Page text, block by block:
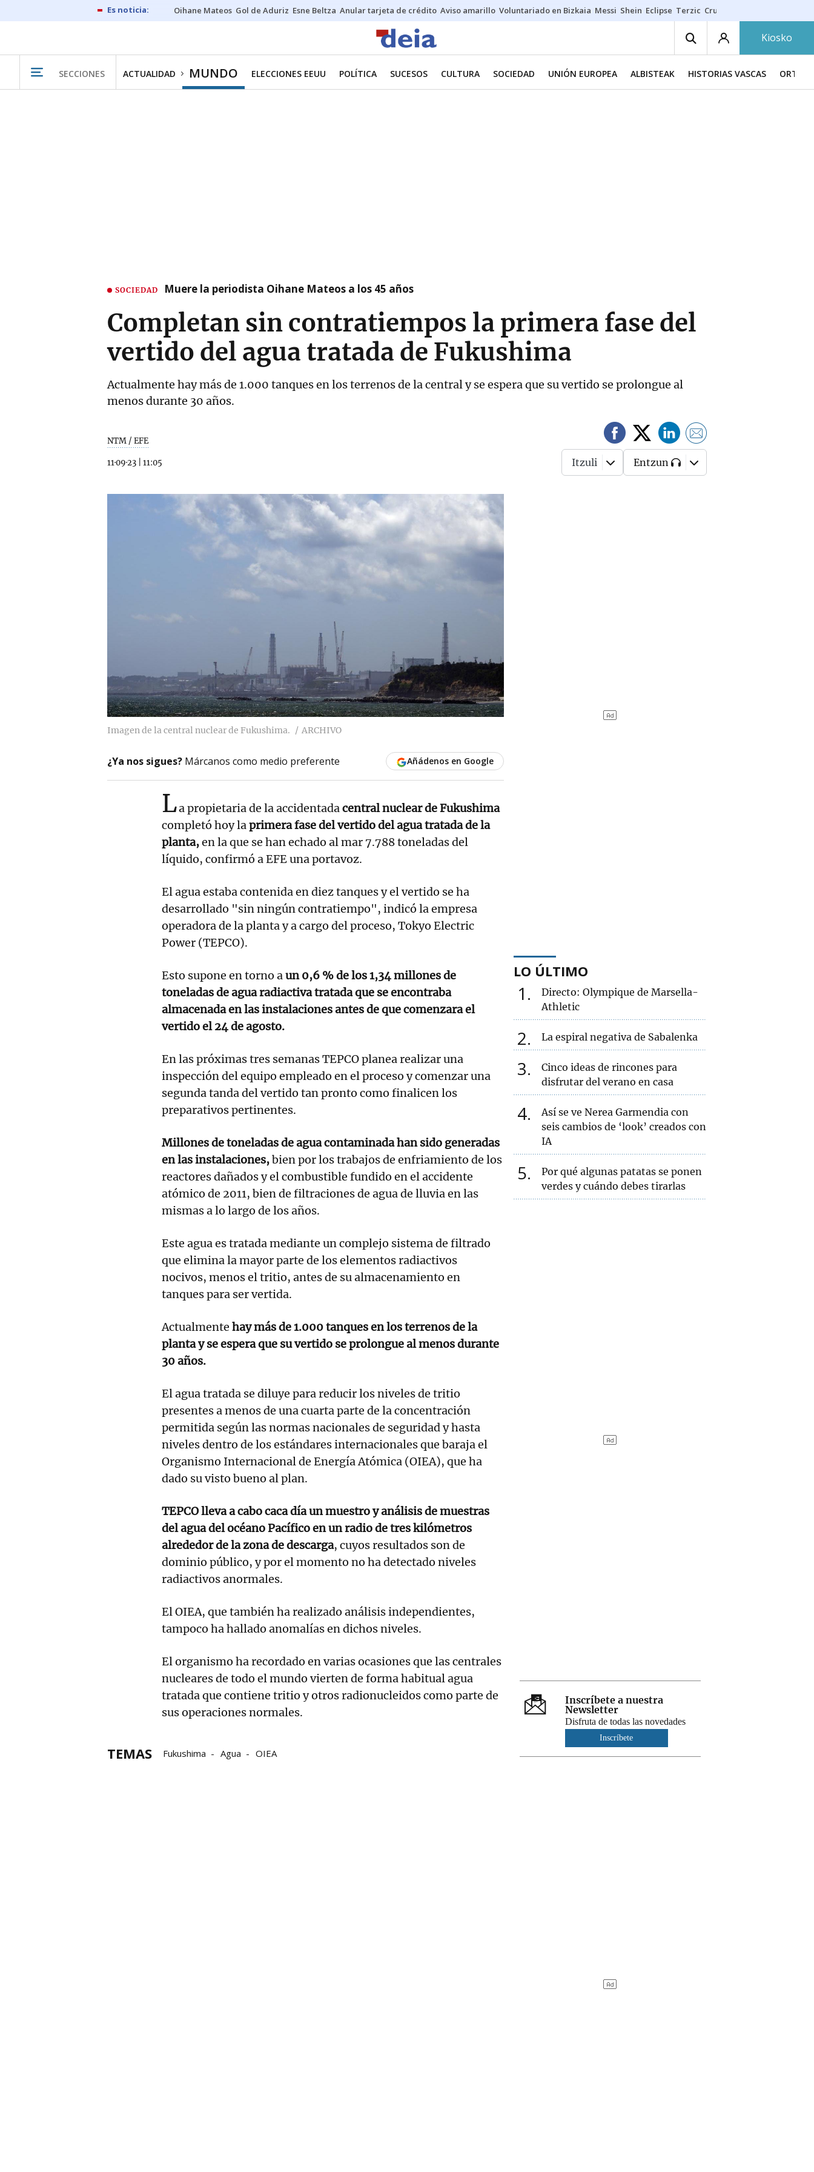
Oihane Mateos Gol de Aduriz Esne Beltza Anular tarjeta de crédito Aviso amarillo Voluntariado en Bizkaia Messi Shein Eclipse Terzic Cruz Gorbeia
Kiosko
SECCIONES ACTUALIDAD MUNDO ELECCIONES EEUU POLÍTICA SUCESOS CULTURA SOCIEDAD UNIÓN EUROPEA ALBISTEAK HISTORIAS VASCAS
SOCIEDAD Muere la periodista Oihane Mateos a los 45 años
Completan sin contratiempos la primera fase del
vertido del agua tratada de Fukushima
Actualmente hay más de 1.000 tanques en los terrenos de la central y se espera que su vertido se prolongue al
menos durante 30 años.
NTM / EFE
11·09·23 11:05 Itzuli Entzun
Imagen de la central nuclear de Fukushima. ARCHIVO
¿Ya nos sigues? Márcanos como medio preferente Añádenos en Google
La propietaria de la accidentadacentral nuclear de Fukushima
completó hoy laprimera fase del vertido del agua tratada de la
planta,en la que se han echado al mar 7.788 toneladas del
líquido, confirmó a EFE una portavoz.
El agua estaba contenida en diez tanques y el vertido se ha
desarrollado "sin ningún contratiempo", indicó la empresa
operadora de la planta y a cargo del proceso, Tokyo Electric
Power (TEPCO).
Esto supone en torno aun 0,6 % de los 1,34 millones de
toneladas de agua radiactiva tratada que se encontraba
almacenada en las instalaciones antes de que comenzara el
vertido el 24 de agosto.
En las próximas tres semanas TEPCO planea realizar una
inspección del equipo empleado en el proceso y comenzar una
segunda tanda del vertido tan pronto como finalicen los
preparativos pertinentes.
Millones de toneladas de agua contaminada han sido generadas
en las instalaciones,bien por los trabajos de enfriamiento de los
reactores dañados y el combustible fundido en el accidente
atómico de 2011, bien de filtraciones de agua de lluvia en las
mismas a lo largo de los años.
Este agua es tratada mediante un complejo sistema de filtrado
que elimina la mayor parte de los elementos radiactivos
nocivos, menos el tritio, antes de su almacenamiento en
tanques para ser vertida.
Actualmente hay más de 1.000 tanques en los terrenos de la
planta y se espera que su vertido se prolongue al menos durante
30 años.
El agua tratada se diluye para reducir los niveles de tritio
presentes a menos de una cuarta parte de la concentración
permitida según las normas nacionales de seguridad y hasta
niveles dentro de los estándares internacionales que baraja el
Organismo Internacional de Energía Atómica (OIEA), que ha
dado su visto bueno al plan.
TEPCO lleva a cabo caca día un muestro y análisis de muestras
del agua del océano Pacífico en un radio de tres kilómetros
alrededor de la zona de descarga, cuyos resultados son de
dominio público, y por el momento no ha detectado niveles
radiactivos anormales.
El OIEA, que también ha realizado análisis independientes,
tampoco ha hallado anomalías en dichos niveles.
El organismo ha recordado en varias ocasiones que las centrales
nucleares de todo el mundo vierten de forma habitual agua
tratada que contiene tritio y otros radionucleidos como parte de
sus operaciones normales.
TEMAS Fukushima Agua OIEA
LO ÚLTIMO
1
Directo: Olympique de Marsella-
Athletic
2 La espiral negativa de Sabalenka
3
Cinco ideas de rincones para
disfrutar del verano en casa
4
Así se ve Nerea Garmendia con
seis cambios de ‘look’ creados con
IA
5
Por qué algunas patatas se ponen
verdes y cuándo debes tirarlas
Inscríbete a nuestra
Newsletter
Disfruta de todas las novedades
Inscríbete